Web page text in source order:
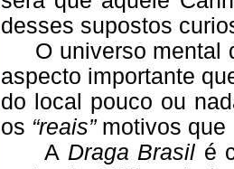
desses supostos
O universo mental
aspecto importante
do local pouco ou
os “reais”motivos que
A Draga Brasil é